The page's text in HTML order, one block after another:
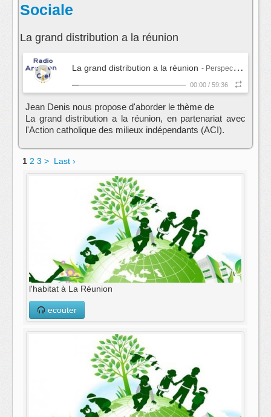
Sociale
La grand distribution a la réunion
La grand distribution a la réunion - Perspective Economique et Sociale
00:00 / 59:36
Jean Denis nous propose d'aborder le thème de
La grand distribution a la réunion, en partenariat avec
l'Action catholique des milieux indépendants (ACI).
1 2 3 > Last ›
l'habitat à La Réunion
ecouter